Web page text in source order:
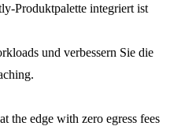
Produktpalette integriert ist
und verbessern Sie die
the edge with zero egress fees